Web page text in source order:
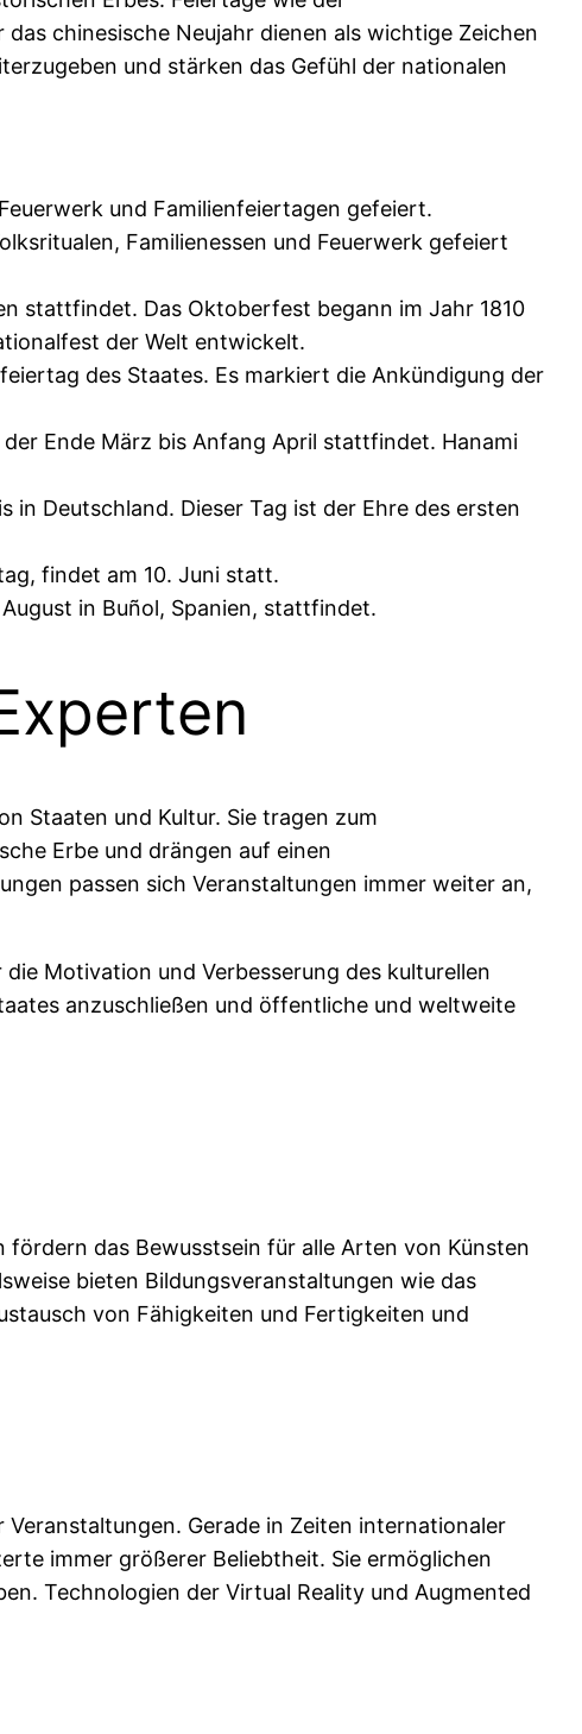
chinesische Neujahr dienen als wichtige Zeichen
und stärken das Gefühl der nationalen
und Familienfeiertagen gefeiert.
Familienessen und Feuerwerk gefeiert
stattfindet. Das Oktoberfest begann im Jahr 1810
der Welt entwickelt.
des Staates. Es markiert die Ankündigung der
Ende März bis Anfang April stattfindet. Hanami
Deutschland. Dieser Tag ist der Ehre des ersten
findet am 10. Juni statt.
in Buñol, Spanien, stattfindet.
Staaten und Kultur. Sie tragen zum
Erbe und drängen auf einen
passen sich Veranstaltungen immer weiter an,
Motivation und Verbesserung des kulturellen
anzuschließen und öffentliche und weltweite
das Bewusstsein für alle Arten von Künsten
bieten Bildungsveranstaltungen wie das
von Fähigkeiten und Fertigkeiten und
Gerade in Zeiten internationaler
immer größerer Beliebtheit. Sie ermöglichen
Technologien der Virtual Reality und Augmented